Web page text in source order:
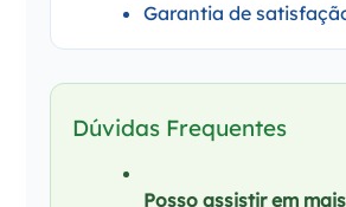
Garantia de
Dúvidas Frequentes
Posso assistir em